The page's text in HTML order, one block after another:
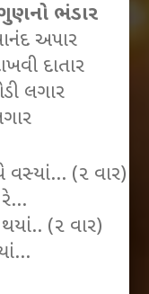
ભંડાર
અપાર
દાતાર
લગાર
વસ્યાં… (૨ વાર)
રે…
(૨ વાર)